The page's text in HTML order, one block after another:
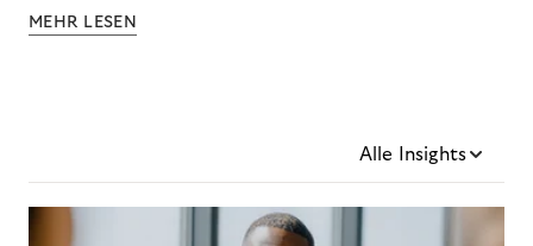
MEHR LESEN
Alle Insights